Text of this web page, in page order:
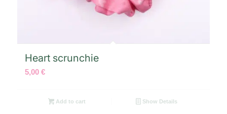
Heart scrunchie
5,00 €
Add to cart Show Details